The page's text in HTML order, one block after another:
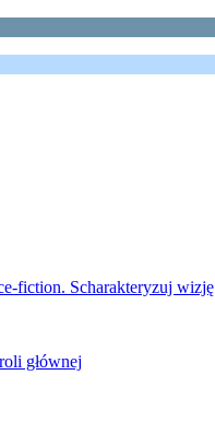
fiction. Scharakteryzuj wizję
głównej